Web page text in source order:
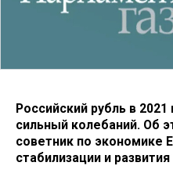
Российский рубль в
сильный колебаний. Об
советник по экономике
стабилизации и